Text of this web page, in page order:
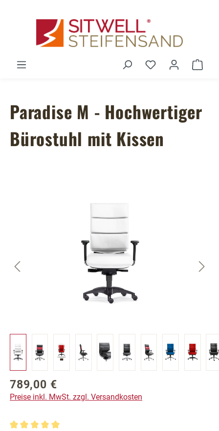
Du hast 0
Paradise M - Hochwertiger
Bürostuhl mit Kissen
Bildergalerie überspringen
Regulärer Preis:
789,00 €
Preise inkl. MwSt. zzgl. Versandkosten